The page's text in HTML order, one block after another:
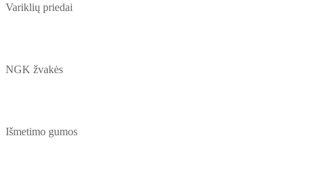
Variklių priedai
NGK žvakės
Išmetimo gumos